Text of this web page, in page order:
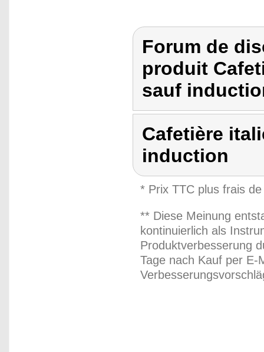
Forum de
produit
sauf
Cafetière
induction
* Prix TTC plus frais
** Diese Meinung
kontinuierlich als
Produktverbesserung
Tage nach Kauf per E-